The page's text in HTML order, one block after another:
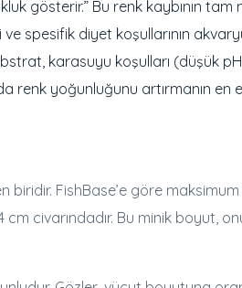
gösterir.” Bu renk kaybının
spesifik diyet koşullarının
karasuyu koşulları (düşük
yoğunluğunu artırmanın en
FishBase’e göre
civarındadır. Bu minik boyut,